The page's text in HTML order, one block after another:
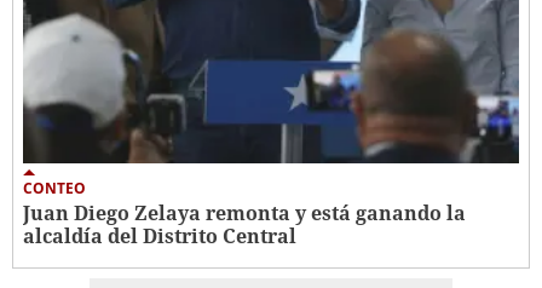
CONTEO
Juan Diego Zelaya remonta y está ganando la
alcaldía del Distrito Central